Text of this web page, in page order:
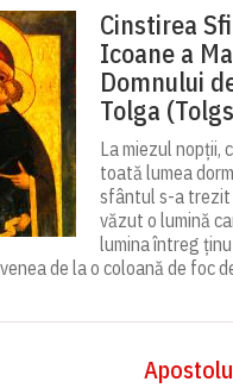
Cinstirea
Icoane a
Domnului
Tolga
La miezul nopții,
toată lumea
sfântul s-a trezit
văzut o lumină
lumina întreg
de la o coloană de foc